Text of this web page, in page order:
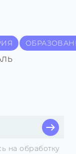
на обработку